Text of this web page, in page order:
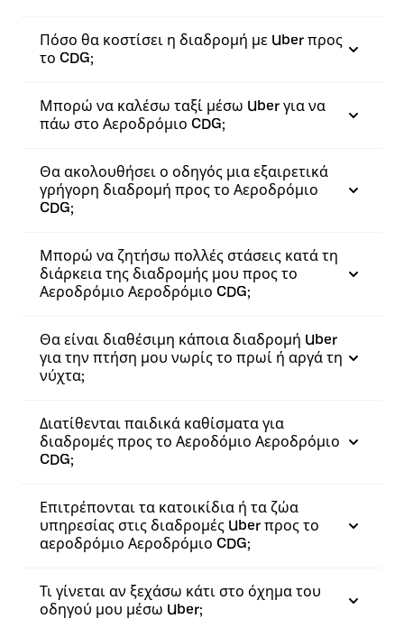
Πόσο θα κοστίσει η διαδρομή με Uber προς
το CDG;
Μπορώ να καλέσω ταξί μέσω Uber για να
πάω στο Αεροδρόμιο CDG;
Θα ακολουθήσει ο οδηγός μια εξαιρετικά
γρήγορη διαδρομή προς το Αεροδρόμιο
CDG;
Μπορώ να ζητήσω πολλές στάσεις κατά τη
διάρκεια της διαδρομής μου προς το
Αεροδρόμιο Αεροδρόμιο CDG;
Θα είναι διαθέσιμη κάποια διαδρομή Uber
για την πτήση μου νωρίς το πρωί ή αργά τη
νύχτα;
Διατίθενται παιδικά καθίσματα για
διαδρομές προς το Αεροδόμιο Αεροδρόμιο
CDG;
Επιτρέπονται τα κατοικίδια ή τα ζώα
υπηρεσίας στις διαδρομές Uber προς το
αεροδρόμιο Αεροδρόμιο CDG;
Τι γίνεται αν ξεχάσω κάτι στο όχημα του
οδηγού μου μέσω Uber;